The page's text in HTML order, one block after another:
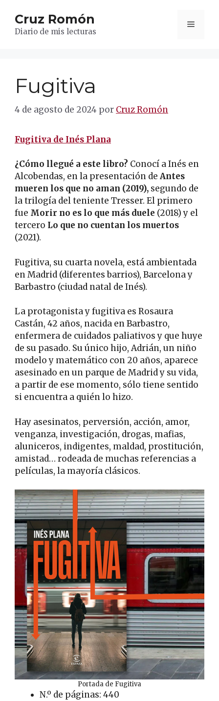
contenido
Cruz Romón
Diario de mis lecturas
Menú
Fugitiva
4 de agosto de 2024 por Cruz Romón
Fugitiva de Inés Plana
¿Cómo llegué a este libro? Conocí a Inés en
Alcobendas, en la presentación de Antes
mueren los que no aman (2019), segundo de
la trilogía del teniente Tresser. El primero
fue Morir no es lo que más duele (2018) y el
tercero Lo que no cuentan los muertos
(2021).
Fugitiva, su cuarta novela, está ambientada
en Madrid (diferentes barrios), Barcelona y
Barbastro (ciudad natal de Inés).
La protagonista y fugitiva es Rosaura
Castán, 42 años, nacida en Barbastro,
enfermera de cuidados paliativos y que huye
de su pasado. Su único hijo, Adrián, un niño
modelo y matemático con 20 años, aparece
asesinado en un parque de Madrid y su vida,
a partir de ese momento, sólo tiene sentido
si encuentra a quién lo hizo.
Hay asesinatos, perversión, acción, amor,
venganza, investigación, drogas, mafias,
aluniceros, indigentes, maldad, prostitución,
amistad… rodeada de muchas referencias a
películas, la mayoría clásicos.
Portada de Fugitiva
N.º de páginas: 440